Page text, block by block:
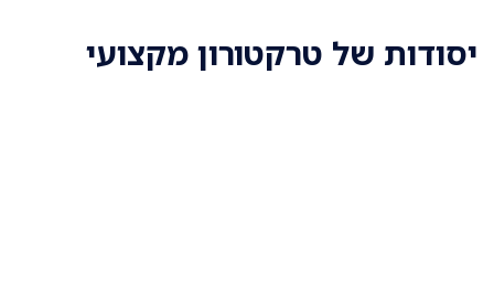
יסודות של טרקטורון מקצועי